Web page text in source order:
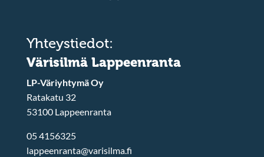
Yhteystiedot:
Värisilmä Lappeenranta
LP-Väriyhtymä Oy
Ratakatu 32
53100 Lappeenranta
05 4156325
lappeenranta@varisilma.fi